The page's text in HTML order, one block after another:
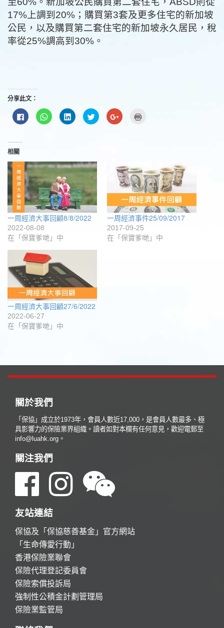
17%上調到20%；購買第3套及更多住宅的新加坡
公民，以及購買第二套住宅的新加坡永久居民，稅
率從25%調高到30%。
分享此文：
按
一
新
視
窗
中
開
啟)
分
享
開
啟)
分
享
開
啟)
分
享
開
啟)
按
一
新
視
窗
中
開
啟)
開
啟)
相關
一周經濟大事回顧8/8/2022
2022-08-08
在「保寶爹哋」中
一周經濟事件25/09/2017
2017-09-25
在「保寶爹哋」中
一周經濟大事回顧27/6/2022
2022-06-27
在「保寶爹哋」中
關於我們
「保協」成立於1973年，會員人數近17,000，是會員人數最多、極
具影響力的保險業界組織。讀者如對本欄有任何意見，歡迎電郵至
info@luahk.org。
關注我們
友站連結
保協及「保協慈善基金」官方網站
「生命傳愛行動」
香港保險業聯會
保險代理登記委員會
保險索償投訴局
強制性公積金計劃管理局
保險業監管局